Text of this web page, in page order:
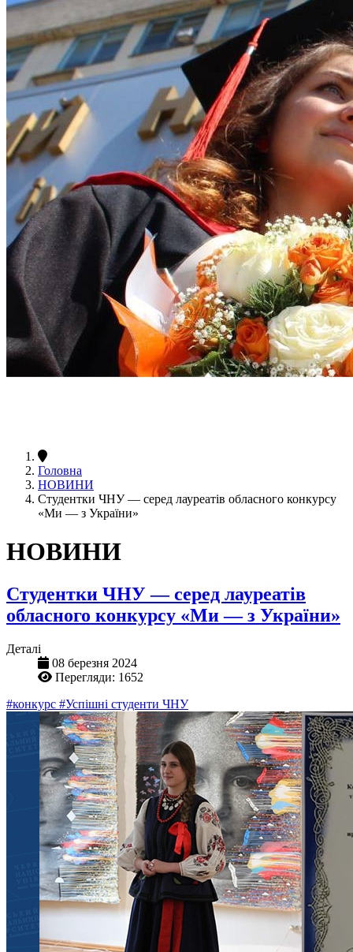
Головна
НОВИНИ
Студентки ЧНУ — серед лауреатів обласного конкурсу
«Ми — з України»
НОВИНИ
Студентки ЧНУ — серед лауреатів
обласного конкурсу «Ми — з України»
Деталі
08 березня 2024
Перегляди: 1652
#конкурс #Успішні студенти ЧНУ